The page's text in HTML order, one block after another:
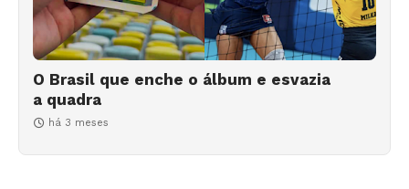
O Brasil que enche o álbum e esvazia
a quadra
há 3 meses